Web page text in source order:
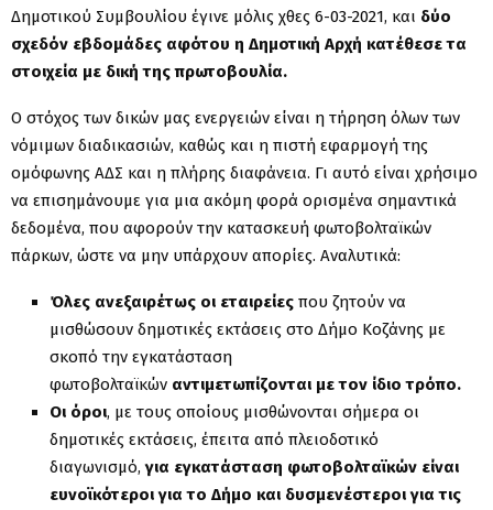
Δημοτικού Συμβουλίου έγινε μόλις χθες 6-03-2021, και δύο
σχεδόν εβδoμάδες αφότου η Δημοτική Αρχή κατέθεσε τα
στοιχεία με δική της πρωτοβουλία.
Ο στόχος των δικών μας ενεργειών είναι η τήρηση όλων των
νόμιμων διαδικασιών, καθώς και η πιστή εφαρμογή της
ομόφωνης ΑΔΣ και η πλήρης διαφάνεια. Γι αυτό είναι χρήσιμο
να επισημάνουμε για μια ακόμη φορά ορισμένα σημαντικά
δεδομένα, που αφορούν την κατασκευή φωτοβολταϊκών
πάρκων, ώστε να μην υπάρχουν απορίες. Αναλυτικά:
Όλες ανεξαιρέτως οι εταιρείες που ζητούν να
μισθώσουν δημοτικές εκτάσεις στο Δήμο Κοζάνης με
σκοπό την εγκατάσταση
φωτοβολταϊκών αντιμετωπίζονται με τον ίδιο τρόπο.
Οι όροι, με τους οποίους μισθώνονται σήμερα οι
δημοτικές εκτάσεις, έπειτα από πλειοδοτικό
διαγωνισμό,για εγκατάσταση φωτοβολταϊκών είναι
ευνοϊκότεροι για το Δήμο και δυσμενέστεροι για τις